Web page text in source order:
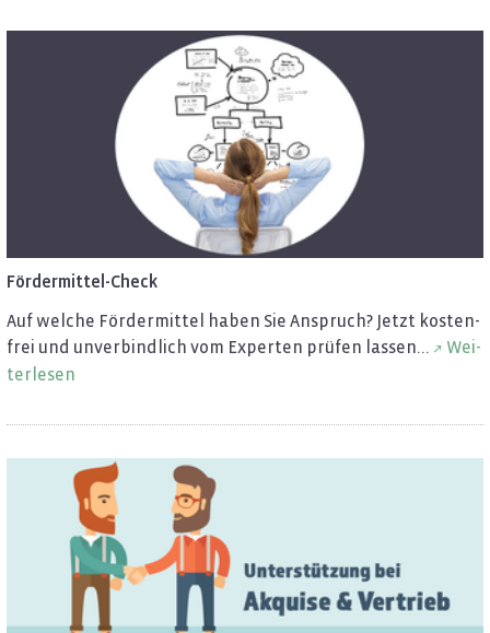
För­der­mit­tel-Check
Auf wel­che För­der­mit­tel haben Sie An­spruch? Jetzt kos­ten­
frei und un­ver­bind­lich vom Ex­per­ten prü­fen las­sen...
Wei­
ter­le­sen